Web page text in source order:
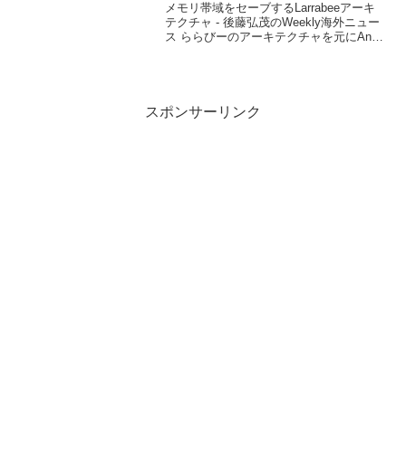
メモリ帯域をセーブするLarrabeeアーキ
テクチャ - 後藤弘茂のWeekly海外ニュー
ス ららびーのアーキテクチャを元にAny
スポンサーリンク